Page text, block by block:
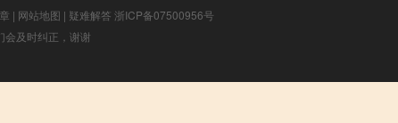
| 网站地图 | 疑难解答 浙ICP备07500956号
会及时纠正，谢谢